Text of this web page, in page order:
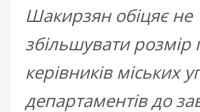
Шакирзян обіцяє не
збільшувати розмір
керівників міських
департаментів до